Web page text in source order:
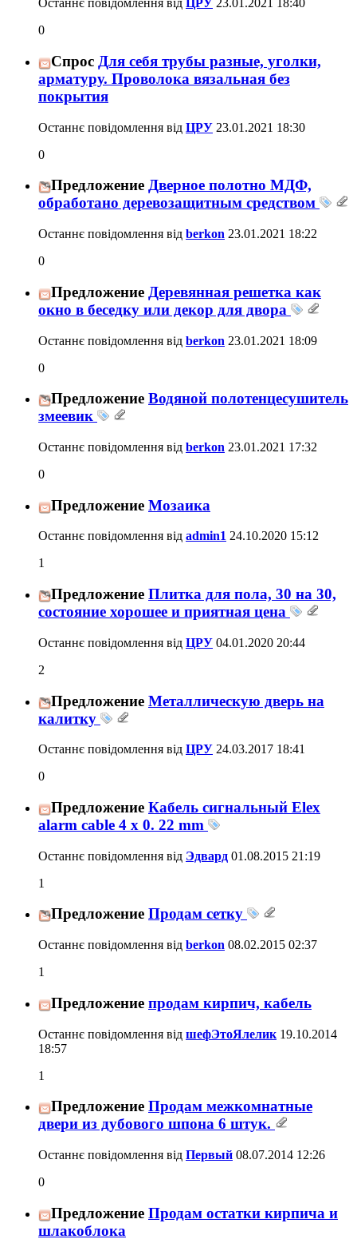
Останнє повідомлення від ЦРУ 23.01.2021
18:40
0
Спрос Для себя трубы разные, уголки,
арматуру. Проволока вязальная без
покрытия
Останнє повідомлення від ЦРУ 23.01.2021 18:30
0
Предложение Дверное полотно МДФ,
обработано деревозащитным средством
Останнє повідомлення від berkon 23.01.2021 18:22
0
Предложение Деревянная решетка как
окно в беседку или декор для двора
Останнє повідомлення від berkon 23.01.2021 18:09
0
Предложение Водяной полотенцесушитель
змеевик
Останнє повідомлення від berkon 23.01.2021 17:32
0
Предложение Мозаика
Останнє повідомлення від admin1 24.10.2020 15:12
1
Предложение Плитка для пола, 30 на 30,
состояние хорошее и приятная цена
Останнє повідомлення від ЦРУ 04.01.2020 20:44
2
Предложение Металлическую дверь на
калитку
Останнє повідомлення від ЦРУ 24.03.2017 18:41
0
Предложение Кабель сигнальный Elex
alarm cable 4 x 0. 22 mm
Останнє повідомлення від Эдвард 01.08.2015 21:19
1
Предложение Продам сетку
Останнє повідомлення від berkon 08.02.2015 02:37
1
Предложение продам кирпич, кабель
Останнє повідомлення від шефЭтоЯлелик 19.10.2014
18:57
1
Предложение Продам межкомнатные
двери из дубового шпона 6 штук.
Останнє повідомлення від Первый 08.07.2014 12:26
0
Предложение Продам остатки кирпича и
шлакоблока